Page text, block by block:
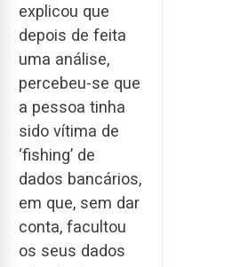
explicou que
depois de feita
uma análise,
percebeu-se que
a pessoa tinha
sido vítima de
‘fishing’ de
dados bancários,
em que, sem dar
conta, facultou
os seus dados